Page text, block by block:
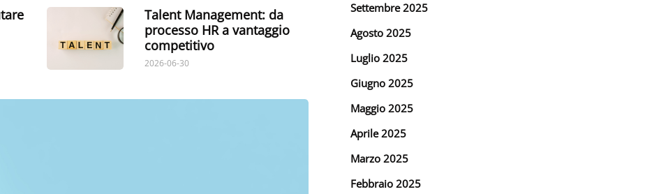
Talent Management: da
processo HR a vantaggio
competitivo
2026-06-30
Settembre 2025
Agosto 2025
Luglio 2025
Giugno 2025
Maggio 2025
Aprile 2025
Marzo 2025
Febbraio 2025